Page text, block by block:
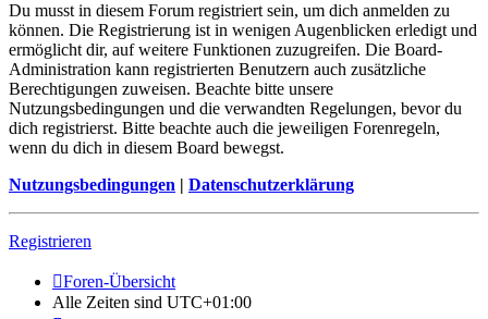
Du musst in diesem Forum registriert sein, um dich anmelden zu
können. Die Registrierung ist in wenigen Augenblicken erledigt und
ermöglicht dir, auf weitere Funktionen zuzugreifen. Die Board-
Administration kann registrierten Benutzern auch zusätzliche
Berechtigungen zuweisen. Beachte bitte unsere
Nutzungsbedingungen und die verwandten Regelungen, bevor du
dich registrierst. Bitte beachte auch die jeweiligen Forenregeln,
wenn du dich in diesem Board bewegst.
Nutzungsbedingungen | Datenschutzerklärung
Registrieren
Foren-Übersicht
Alle Zeiten sind UTC+01:00